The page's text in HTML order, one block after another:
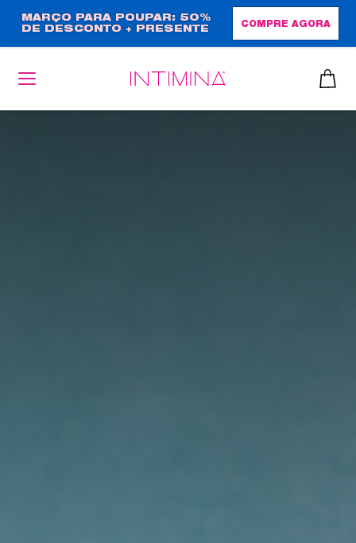
para
o
conteúdo
principal
MARÇO PARA POUPAR: 50%
DE DESCONTO + PRESENTE
COMPRE AGORA